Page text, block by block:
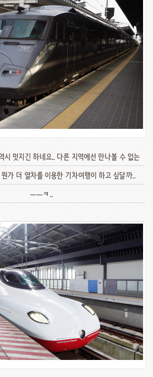
시 멋지긴 하네요.. 다른 지역에선 만나볼 수 없는
가 더 열차를 이용한 기차여행이 하고 싶달까..
ㅡㅡㅋ..